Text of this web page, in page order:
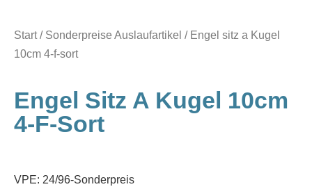
Start/ Sonderpreise Auslaufartikel / Engel sitz a Kugel
10cm 4-f-sort
Engel Sitz A Kugel 10cm
4-F-Sort
VPE: 24/96-Sonderpreis